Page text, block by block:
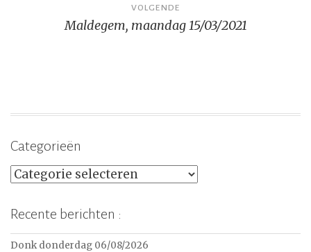
VOLGENDE
Maldegem, maandag 15/03/2021
Categorieën
Categorieën
Recente berichten :
Donk donderdag 06/08/2026